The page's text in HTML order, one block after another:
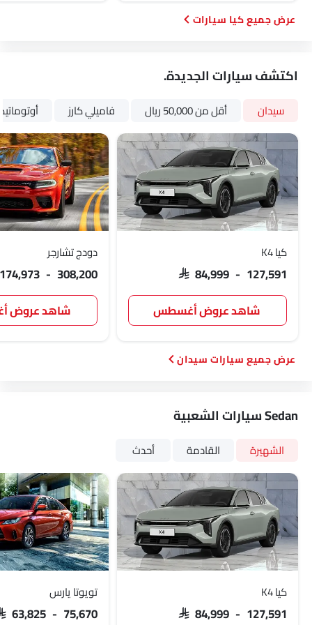
كيا سيارات
اكتشف سيارات الجديدة.
سيدان أقل من 50,000 ريال فاميلي كارز
كيا K4
SAR 84,999 - 127,591
شاهد عروض أغسطس
دودج تشارجر
174,973 - 308,200
شاهد عروض
سيارات سيدان
Sedan سيارات الشعبية
الشهيرة القادمة أحدث
كيا K4
SAR 84,999 - 127,591
تويوتا يارس
63,825 - 75,670